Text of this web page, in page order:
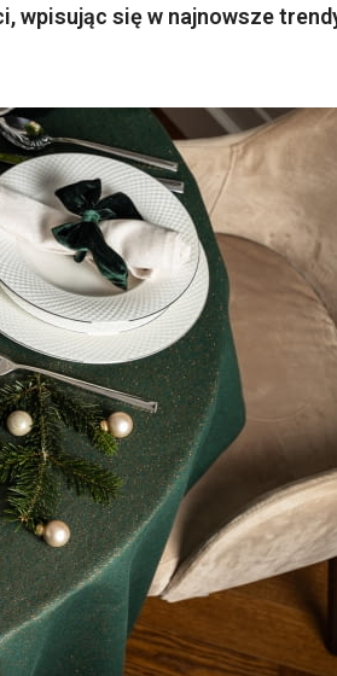
wpisując się w najnowsze